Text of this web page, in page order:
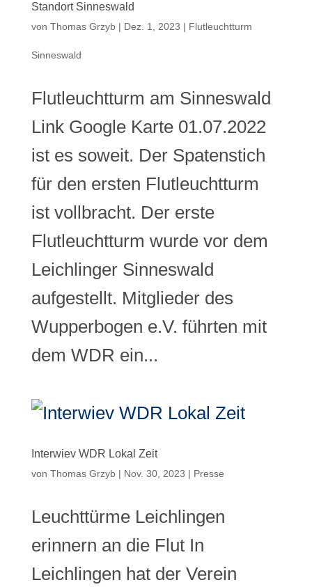
Standort Sinneswald
von Thomas Grzyb| Dez. 1, 2023 | Flutleuchtturm
Sinneswald
Flutleuchtturm am Sinneswald
Link Google Karte 01.07.2022
ist es soweit. Der Spatenstich
für den ersten Flutleuchtturm
ist vollbracht. Der erste
Flutleuchtturm wurde vor dem
Leichlinger Sinneswald
aufgestellt. Mitglieder des
Wupperbogen e.V. führten mit
dem WDR ein...
Interwiev WDR Lokal Zeit
von Thomas Grzyb| Nov. 30, 2023 | Presse
Leuchttürme Leichlingen
erinnern an die Flut In
Leichlingen hat der Verein